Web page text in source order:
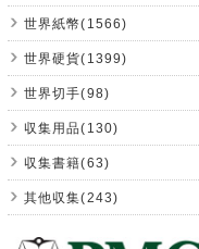
世界紙幣(1566)
世界硬貨(1399)
世界切手(98)
収集用品(130)
収集書籍(63)
其他収集(243)